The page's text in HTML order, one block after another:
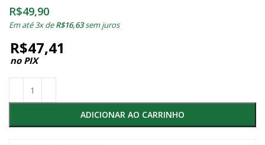
R$49,90
Em até 3x deR$16,63sem juros
R$47,41
no PIX
ADICIONAR AO CARRINHO